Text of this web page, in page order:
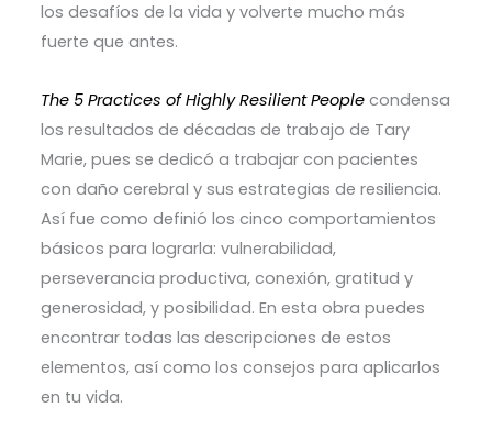
los desafíos de la vida y volverte mucho más
fuerte que antes.
The 5 Practices of Highly Resilient Peoplecondensa
los resultados de décadas de trabajo de Tary
Marie, pues se dedicó a trabajar con pacientes
con daño cerebral y sus estrategias de resiliencia.
Así fue como definió los cinco comportamientos
básicos para lograrla: vulnerabilidad,
perseverancia productiva, conexión, gratitud y
generosidad, y posibilidad. En esta obra puedes
encontrar todas las descripciones de estos
elementos, así como los consejos para aplicarlos
en tu vida.